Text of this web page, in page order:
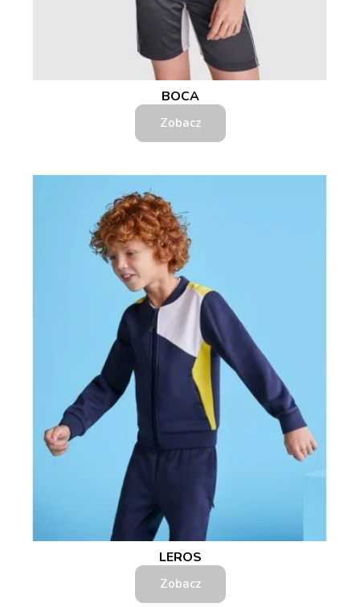
BOCA
Zobacz
LEROS
Zobacz